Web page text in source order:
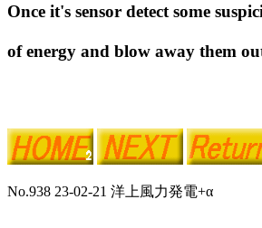
Once it's sensor detect some
of energy and blow away them
No.938 23-02-21 洋上風力発電+α